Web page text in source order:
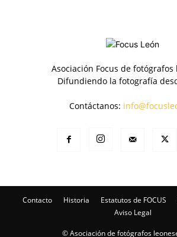
Asociación Focus de fotógrafos
Difundiendo la fotografía
Contáctanos:
Contacto Historia Estatutos de FOCUS
Aviso Legal
© Asociación de fotógrafos